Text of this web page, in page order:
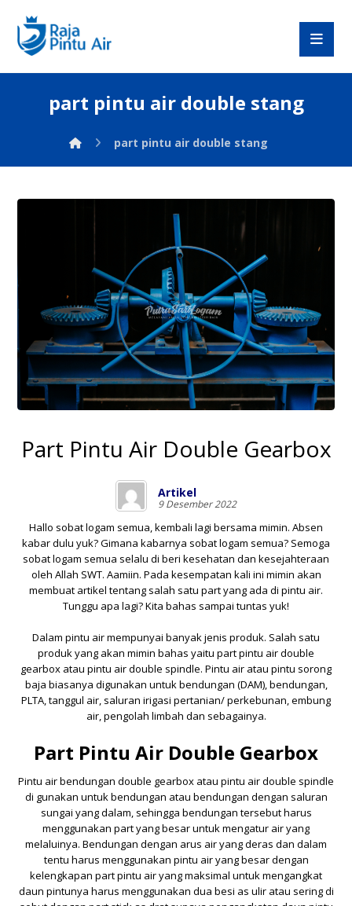
part pintu air double stang
part pintu air double stang
Part Pintu Air Double Gearbox
Artikel
9 Desember 2022
Hallo sobat logam semua, kembali lagi bersama mimin. Absen
kabar dulu yuk? Gimana kabarnya sobat logam semua? Semoga
sobat logam semua selalu di beri kesehatan dan kesejahteraan
oleh Allah SWT. Aamiin. Pada kesempatan kali ini mimin akan
membuat artikel tentang salah satu part yang ada di pintu air.
Tunggu apa lagi? Kita bahas sampai tuntas yuk!
Dalam pintu air mempunyai banyak jenis produk. Salah satu
produk yang akan mimin bahas yaitu part pintu air double
gearbox atau pintu air double spindle. Pintu air atau pintu sorong
baja biasanya digunakan untuk bendungan (DAM), bendungan,
PLTA, tanggul air, saluran irigasi pertanian/ perkebunan, embung
air, pengolah limbah dan sebagainya.
Part Pintu Air Double Gearbox
Pintu air bendungan double gearbox atau pintu air double spindle
di gunakan untuk bendungan atau bendungan dengan saluran
sungai yang dalam, sehingga bendungan tersebut harus
menggunakan part yang besar untuk mengatur air yang
melaluinya. Bendungan dengan arus air yang deras dan dalam
tentu harus menggunakan pintu air yang besar dengan
kelengkapan part pintu air yang maksimal untuk mengangkat
daun pintunya harus menggunakan dua besi as ulir atau sering di